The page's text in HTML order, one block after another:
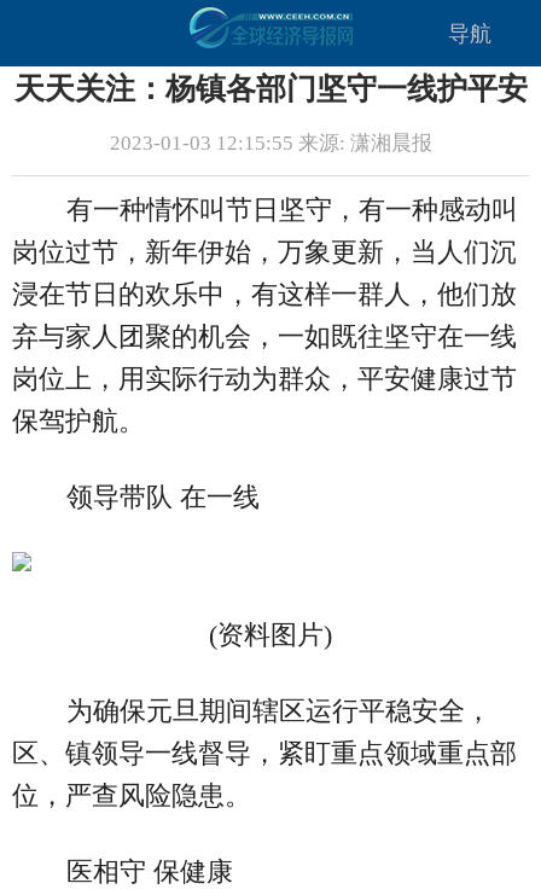
导航
天天关注：杨镇各部门坚守一线护平安
2023-01-03 12:15:55 来源: 潇湘晨报
有一种情怀叫节日坚守，有一种感动叫
岗位过节，新年伊始，万象更新，当人们沉
浸在节日的欢乐中，有这样一群人，他们放
弃与家人团聚的机会，一如既往坚守在一线
岗位上，用实际行动为群众，平安健康过节
保驾护航。
领导带队 在一线
(资料图片)
为确保元旦期间辖区运行平稳安全，
区、镇领导一线督导，紧盯重点领域重点部
位，严查风险隐患。
医相守 保健康